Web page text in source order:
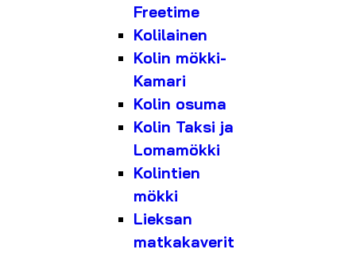
Freetime
Kolilainen
Kolin mökki-
Kamari
Kolin osuma
Kolin Taksi ja
Lomamökki
Kolintien
mökki
Lieksan
matkakaverit